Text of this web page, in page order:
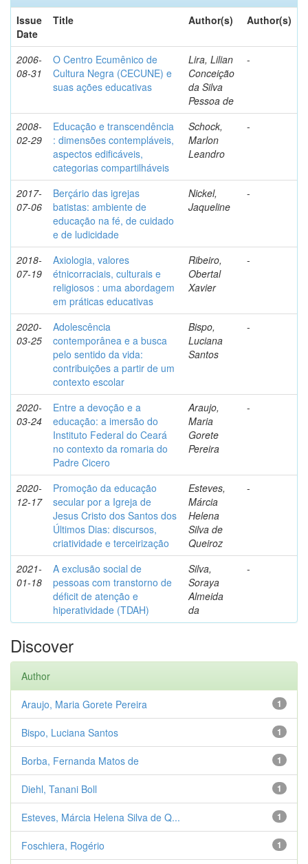
Issue
Date
Title Author(s) Author(s)
2006-
08-31
O Centro Ecumênico de
Cultura Negra (CECUNE) e
suas ações educativas
Lira, Lilian
Conceição
da Silva
Pessoa de
-
2008-
02-29
Educação e transcendência
: dimensões contempláveis,
aspectos edificáveis,
categorias compartilháveis
Schock,
Marlon
Leandro
-
2017-
07-06
Berçário das igrejas
batistas: ambiente de
educação na fé, de cuidado
e de ludicidade
Nickel,
Jaqueline
-
2018-
07-19
Axiologia, valores
étnicorraciais, culturais e
religiosos : uma abordagem
em práticas educativas
Ribeiro,
Obertal
Xavier
-
2020-
03-25
Adolescência
contemporânea e a busca
pelo sentido da vida:
contribuições a partir de um
contexto escolar
Bispo,
Luciana
Santos
-
2020-
03-24
Entre a devoção e a
educação: a imersão do
Instituto Federal do Ceará
no contexto da romaria do
Padre Cicero
Araujo,
Maria
Gorete
Pereira
-
2020-
12-17
Promoção da educação
secular por a Igreja de
Jesus Cristo dos Santos dos
Últimos Dias: discursos,
criatividade e terceirização
Esteves,
Márcia
Helena
Silva de
Queiroz
-
2021-
01-18
A exclusão social de
pessoas com transtorno de
déficit de atenção e
hiperatividade (TDAH)
Silva,
Soraya
Almeida
da
-
Discover
Author
1
Araujo, Maria Gorete Pereira
1
Bispo, Luciana Santos
1
Borba, Fernanda Matos de
1
Diehl, Tanani Boll
1
Esteves, Márcia Helena Silva de Q...
1
Foschiera, Rogério